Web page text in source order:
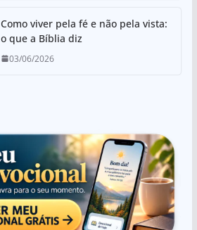
Como viver pela fé e não pela vista:
o que a Bíblia diz
03/06/2026